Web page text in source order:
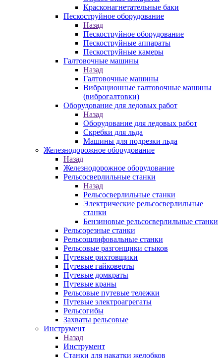
Красконагнетательные баки
Пескоструйное оборудование
Назад
Пескоструйное оборудование
Пескоструйные аппараты
Пескоструйные камеры
Галтовочные машины
Назад
Галтовочные машины
Вибрационные галтовочные машины
(виброгалтовки)
Оборудование для ледовых работ
Назад
Оборудование для ледовых работ
Скребки для льда
Машины для подрезки льда
Железнодорожное оборудование
Назад
Железнодорожное оборудование
Рельсосверлильные станки
Назад
Рельсосверлильные станки
Электрические рельсосверлильные
станки
Бензиновые рельсосверлильные станки
Рельсорезные станки
Рельсошлифовальные станки
Рельсовые разгонщики стыков
Путевые рихтовщики
Путевые гайковерты
Путевые домкраты
Путевые краны
Рельсовые путевые тележки
Путевые электроагрегаты
Рельсогибы
Захваты рельсовые
Инструмент
Назад
Инструмент
Станки для накатки желобков